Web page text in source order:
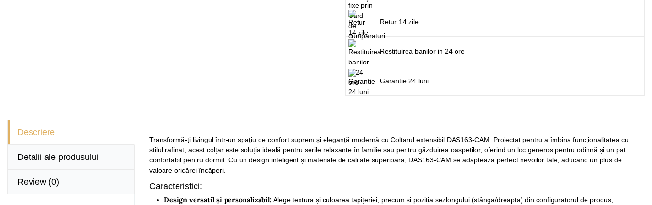
Retur 14 zile
Restituirea banilor in 24 ore
Garantie 24 luni
Descriere
Detalii ale produsului
Review (0)
Transformă-ți livingul într-un spațiu de confort suprem și eleganță modernă cu Coltarul extensibil DAS163-CAM. Proiectat pentru a îmbina funcționalitatea cu
stilul rafinat, acest colțar este soluția ideală pentru serile relaxante în familie sau pentru găzduirea oaspeților, oferind un loc generos pentru odihnă și un pat
confortabil pentru dormit. Cu un design inteligent și materiale de calitate superioară, DAS163-CAM se adaptează perfect nevoilor tale, aducând un plus de
valoare oricărei încăperi.
Caracteristici:
Design versatil și personalizabil: Alege textura și culoarea tapițeriei, precum și poziția șezlongului (stânga/dreapta) din configuratorul de produs,